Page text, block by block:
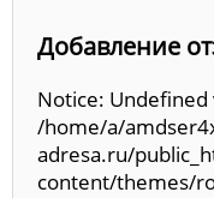
Добавление
Notice: Undefined
/home/a/
adresa.ru/
content/themes/